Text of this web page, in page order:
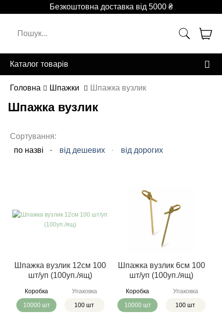
Безкоштовна доставка від 5000 ₴
Каталог товарів
Головна Шпажки Шпажка вузлик
Шпажка вузлик
Сортування:
по назві
від дешевих від дорогих
Шпажка вузлик 12см 100
шт/уп (100уп./ящ)
Коробка
10000 шт
Упаковка
100 шт
Шпажка вузлик 6см 100
шт/уп (100уп./ящ)
Коробка
10000 шт
Упаковка
100 шт